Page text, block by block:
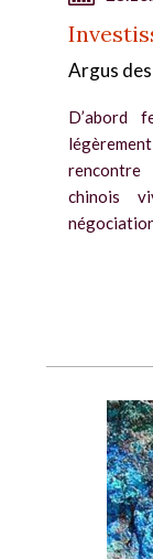
Argus
D’abord
rencontre
chinois